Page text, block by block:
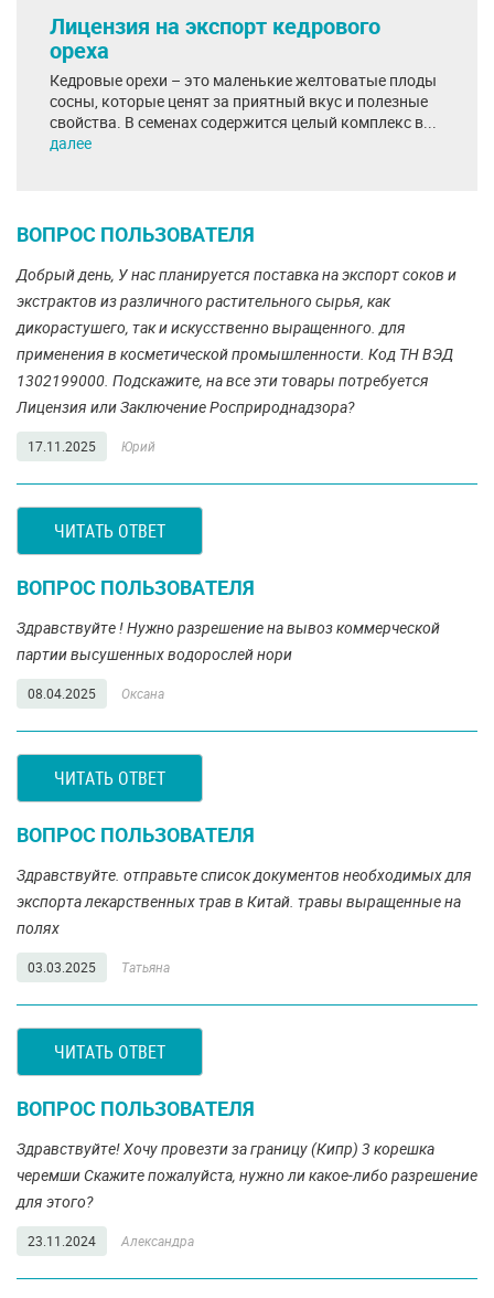
Лицензия на экспорт кедрового
ореха
Кедровые орехи – это маленькие желтоватые плоды
сосны, которые ценят за приятный вкус и полезные
свойства. В семенах содержится целый комплекс в...
далее
ВОПРОС ПОЛЬЗОВАТЕЛЯ
Добрый день, У нас планируется поставка на экспорт соков и
экстрактов из различного растительного сырья, как
дикорастушего, так и искусственно выращенного. для
применения в косметической промышленности. Код ТН ВЭД
1302199000. Подскажите, на все эти товары потребуется
Лицензия или Заключение Росприроднадзора?
17.11.2025 Юрий
ЧИТАТЬ ОТВЕТ
ВОПРОС ПОЛЬЗОВАТЕЛЯ
Здравствуйте ! Нужно разрешение на вывоз коммерческой
партии высушенных водорослей нори
08.04.2025 Оксана
ЧИТАТЬ ОТВЕТ
ВОПРОС ПОЛЬЗОВАТЕЛЯ
Здравствуйте. отправьте список документов необходимых для
экспорта лекарственных трав в Китай. травы выращенные на
полях
03.03.2025 Татьяна
ЧИТАТЬ ОТВЕТ
ВОПРОС ПОЛЬЗОВАТЕЛЯ
Здравствуйте! Хочу провезти за границу (Кипр) 3 корешка
черемши Скажите пожалуйста, нужно ли какое-либо разрешение
для этого?
23.11.2024 Александра